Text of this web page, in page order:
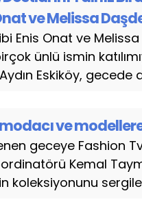
ve Melissa
Enis Onat ve
ünlü ismin
Eskiköy, gecede
ve
geceye Fashion
Kemal
koleksiyonunu